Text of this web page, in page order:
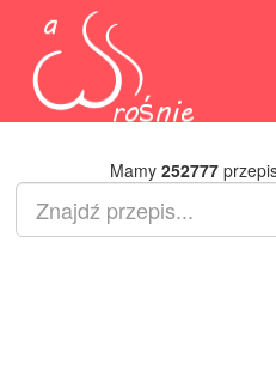
Mamy 252777